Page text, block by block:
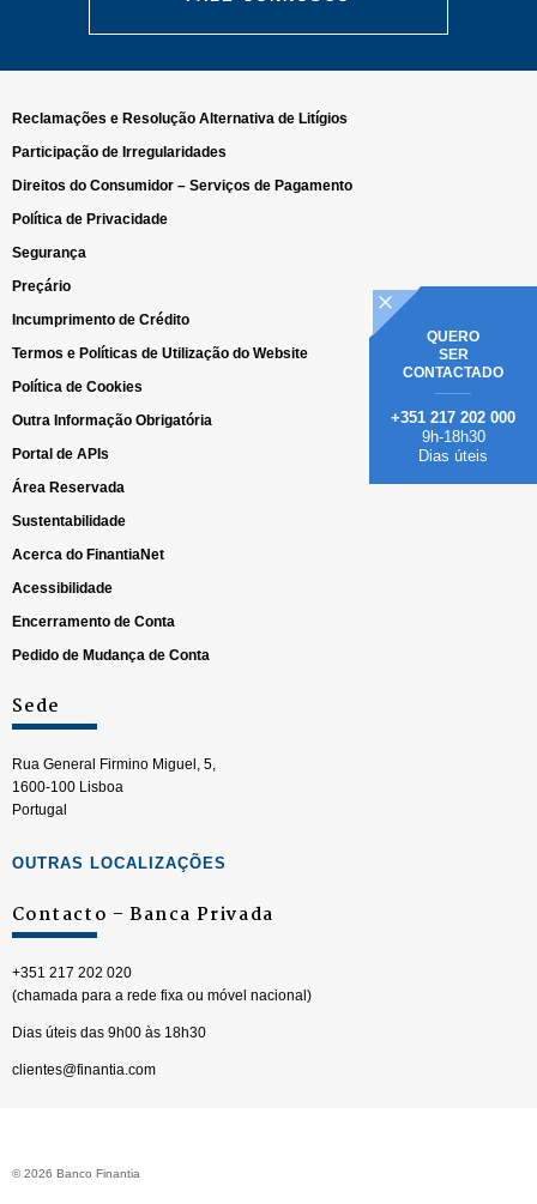
QUERO
SER
CONTACTADO
+351 217 202 000
9h-18h30
Dias úteis
Reclamações e Resolução Alternativa de Litígios
Participação de Irregularidades
Direitos do Consumidor – Serviços de Pagamento
Política de Privacidade
Segurança
Preçário
Incumprimento de Crédito
Termos e Políticas de Utilização do Website
Política de Cookies
Outra Informação Obrigatória
Portal de APIs
Área Reservada
Sustentabilidade
Acerca do FinantiaNet
Acessibilidade
Encerramento de Conta
Pedido de Mudança de Conta
Sede
Rua General Firmino Miguel, 5,
1600-100 Lisboa
Portugal
OUTRAS LOCALIZAÇÕES
Contacto – Banca Privada
+351 217 202 020
(chamada para a rede fixa ou móvel nacional)
Dias úteis das 9h00 às 18h30
clientes@finantia.com
© 2026 Banco Finantia